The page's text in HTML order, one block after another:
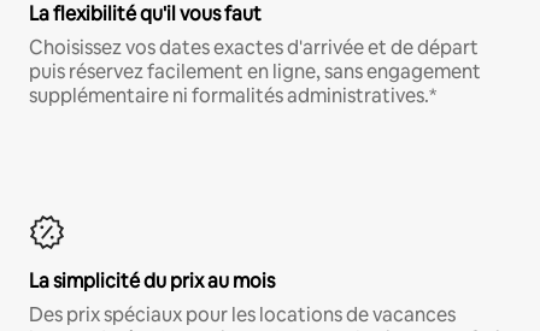
La flexibilité qu'il vous faut
Choisissez vos dates exactes d'arrivée et de départ
puis réservez facilement en ligne, sans engagement
supplémentaire ni formalités administratives.*
La simplicité du prix au mois
Des prix spéciaux pour les locations de vacances